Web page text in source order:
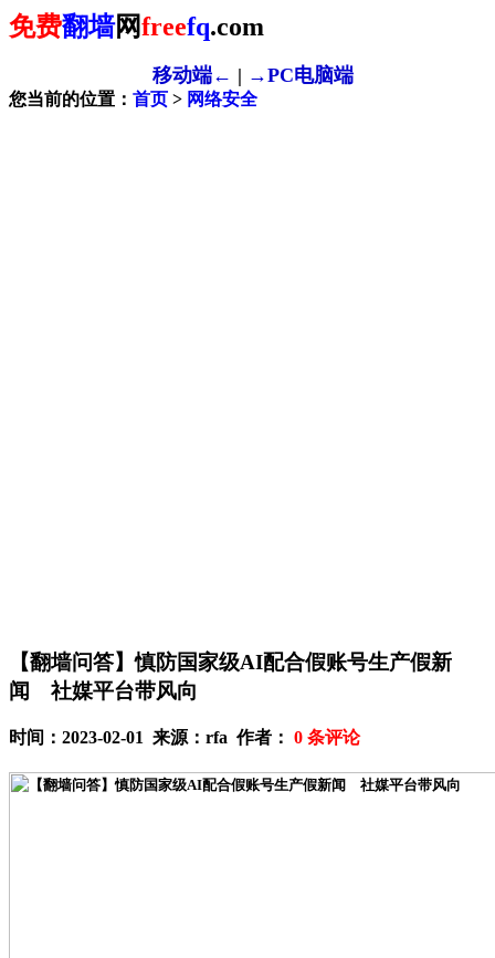
免费翻墙网freefq.com
移动端← | →PC电脑端
您当前的位置： 首页 > 网络安全
【翻墙问答】慎防国家级AI配合假账号生产假新
闻 社媒平台带风向
时间：2023-02-01 来源：rfa 作者： 0 条评论